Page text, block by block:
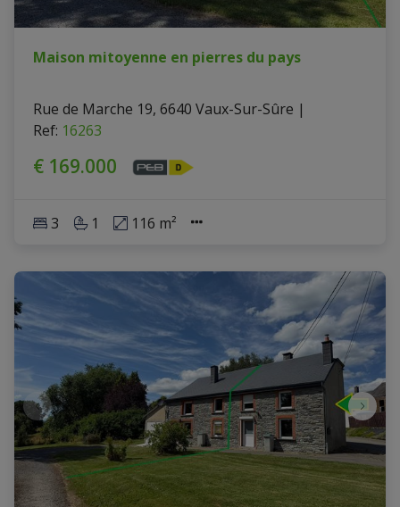
Maison mitoyenne en pierres du pays
Rue de Marche 19, 6640 Vaux-Sur-Sûre |
Ref: 16263
€ 169.000
3 1 116 m²